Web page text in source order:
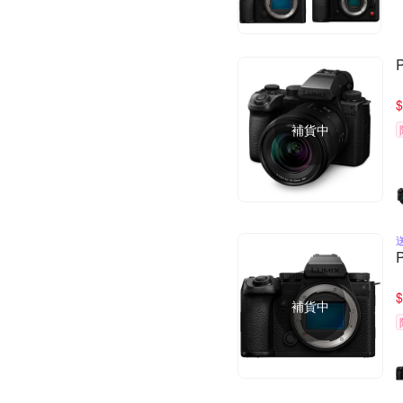
補貨中
$
補貨中 $